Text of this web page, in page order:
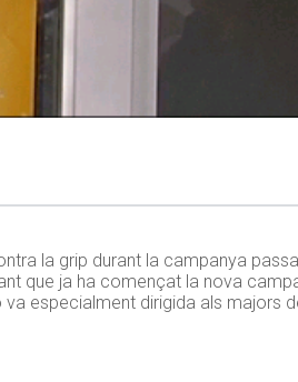
la grip durant la campanya
que ja ha començat la nova
especialment dirigida als majors